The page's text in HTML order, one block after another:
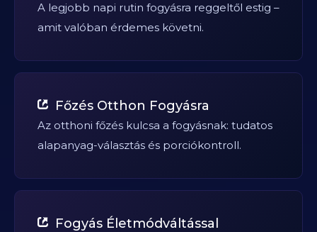
A legjobb napi rutin fogyásra reggeltől estig –
amit valóban érdemes követni.
Főzés Otthon Fogyásra
Az otthoni főzés kulcsa a fogyásnak: tudatos
alapanyag-választás és porciókontroll.
Fogyás Életmódváltással